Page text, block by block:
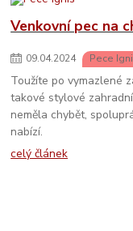
Venkovní pec na
09.04.2024 Pece
Toužíte po vymazlené
takové stylové
neměla chybět,
nabízí.
celý článek